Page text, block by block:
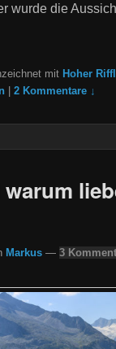
wurde die
mit Hoher
2 Kommentare ↓
Markus — 3